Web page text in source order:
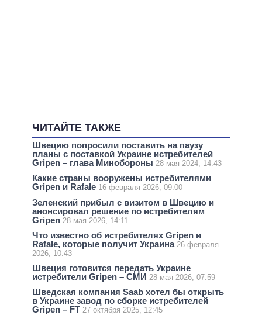
ЧИТАЙТЕ ТАКЖЕ
Швецию попросили поставить на паузу
планы с поставкой Украине истребителей
Gripen – глава Минобороны 28 мая 2024, 14:43
Какие страны вооружены истребителями
Gripen и Rafale 16 февраля 2026, 09:00
Зеленский прибыл с визитом в Швецию и
анонсировал решение по истребителям
Gripen 28 мая 2026, 14:11
Что известно об истребителях Gripen и
Rafale, которые получит Украина 26 февраля
2026, 10:43
Швеция готовится передать Украине
истребители Gripen – СМИ 28 мая 2026, 07:59
Шведская компания Saab хотел бы открыть
в Украине завод по сборке истребителей
Gripen – FT 27 октября 2025, 12:45